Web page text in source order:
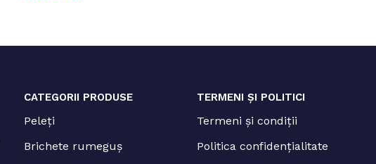
CATEGORII PRODUSE
Peleți
Brichete rumeguș
TERMENI ȘI POLITICI
Termeni și condiții
Politica confidențialitate